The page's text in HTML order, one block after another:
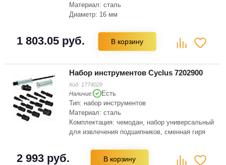
Материал: сталь
Диаметр: 16 мм
1 803.05 руб. В корзину
Набор инструментов Cyclus 7202900
Код: 1774029
Наличие:
Есть
Тип: набор инструментов
Материал: сталь
Комплектация: чемодан, набор универсальный
для извлечения подшипников, сменная гиря
2 993 руб. В корзину